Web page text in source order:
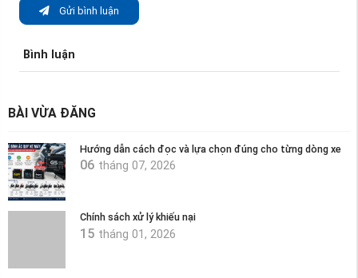
Gửi bình luận
Bình luận
BÀI VỪA ĐĂNG
Hướng dẫn cách đọc và lựa chọn đúng cho từng dòng xe
06 tháng 07, 2026
Chính sách xử lý khiếu nại
15 tháng 01, 2026